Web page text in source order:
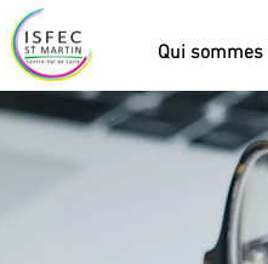
Qui sommes